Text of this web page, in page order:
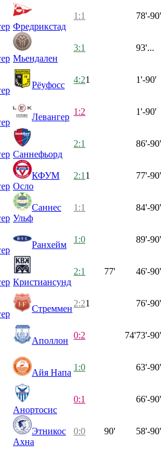
Фредрикстад
1:1 78'-90'
Мьендален
3:1 93'...
Рёуфосс
4:21 1'-90'
Левангер
1:2 1'-90'
Саннефьорд
2:1 86'-90'
КФУМ
Осло
2:1 1 77'-90'
Саннес
Ульф
1:1 84'-90'
Ранхейм
1:0 89'-90'
Кристиансунд
2:1 77' 46'-90'
Стреммен
2:21 76'-90'
Аполлон
0:2 74'73'-90'
Айя Напа
1:0 63'-90'
Анортосис
0:1 66'-90'
Этникос
Ахна
0:0 90' 58'-90'